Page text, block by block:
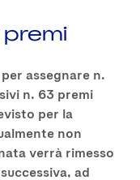
premi
assegnare n.
n. 63 premi
per la
non
verrà rimesso
ad